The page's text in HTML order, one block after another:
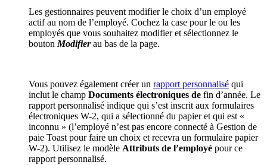
Les gestionnaires peuvent modifier le choix d’un employé
actif au nom de l’employé. Cochez la case pour le ou les
employés que vous souhaitez modifier et sélectionnez le
bouton Modifierau bas de la page.
Vous pouvez également créer un rapport personnalisé qui
inclut le champ Documents électroniques de fin d’année. Le
rapport personnalisé indique qui s’est inscrit aux formulaires
électroniques W-2, qui a sélectionné du papier et qui est «
inconnu » (l’employé n’est pas encore connecté à Gestion de
paie Toast pour faire un choix et recevra un formulaire papier
W-2). Utilisez le modèle Attributs de l’employé pour ce
rapport personnalisé.